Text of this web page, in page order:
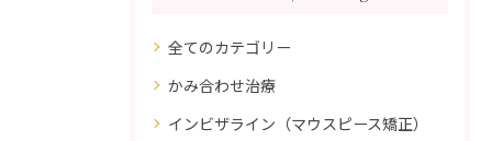
全てのカテゴリー
かみ合わせ治療
インビザライン（マウスピース矯正）